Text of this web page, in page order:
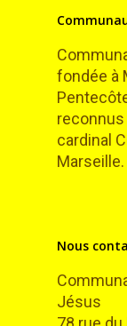
fondée à
reconnus
cardinal
Marseille.
Nous
Jésus